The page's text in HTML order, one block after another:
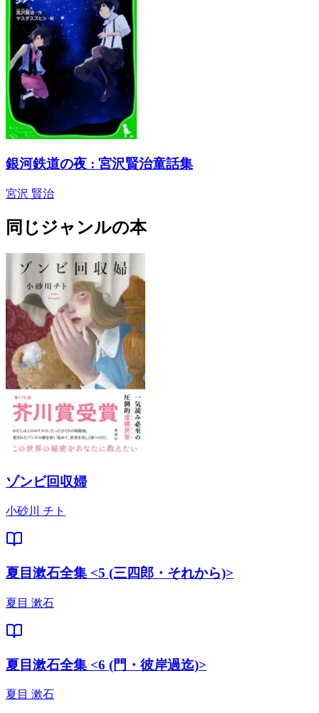
銀河鉄道の夜 : 宮沢賢治童話集
宮沢 賢治
同じジャンルの本
ゾンビ回収婦
小砂川 チト
夏目漱石全集 <5 (三四郎・それから)>
夏目 漱石
夏目漱石全集 <6 (門・彼岸過迄)>
夏目 漱石